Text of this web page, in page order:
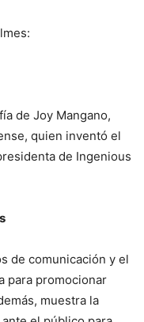
de Joy Mangano,
quien inventó el
de Ingenious
de comunicación y el
para promocionar
muestra la